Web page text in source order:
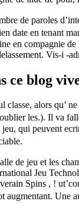
de paroles
date en tenant
en compagnie
Vis-i -
ce blog
alors qu’
les.). Il va
qui peuvent
de jeu et les
Jeu
Spins , !
augmentant.